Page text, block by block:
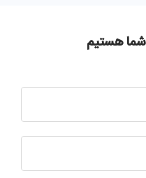
شما هستیم